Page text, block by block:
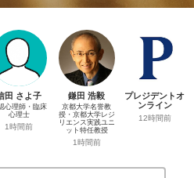
田 さよ子
心理師・臨床
心理士
1時間前
鎌田 浩毅
京都大学名誉教
授・京都大学レジ
リエンス実践ユニ
ット特任教授
1時間前
プレジデントオ
ンライン
12時間前